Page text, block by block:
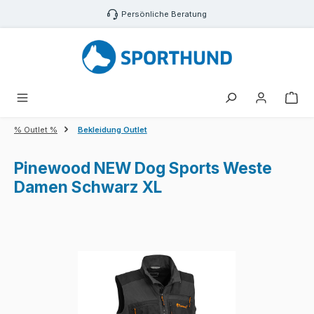
Zum Hauptinhalt springen Persönliche Beratung
% Outlet % Bekleidung Outlet
Pinewood NEW Dog Sports Weste
Damen Schwarz XL